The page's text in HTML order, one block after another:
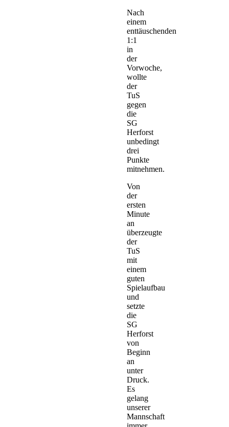
Nach
einem
enttäuschenden
1:1
in
der
Vorwoche,
wollte
der
TuS
gegen
die
SG
Herforst
unbedingt
drei
Punkte
mitnehmen.
Von
der
ersten
Minute
an
überzeugte
der
TuS
mit
einem
guten
Spielaufbau
und
setzte
die
SG
Herforst
von
Beginn
an
unter
Druck.
Es
gelang
unserer
Mannschaft